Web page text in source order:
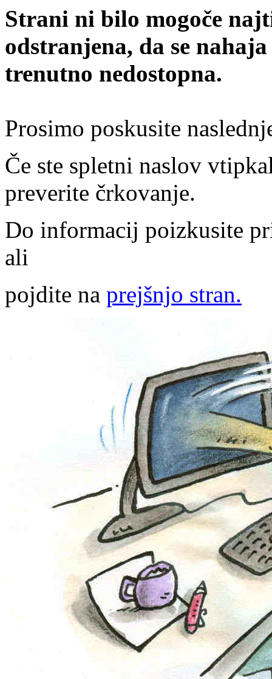
Strani ni bilo mogoče
odstranjena, da se
trenutno nedostopna.
Prosimo poskusite
Če ste spletni naslov
preverite črkovanje.
Do informacij poizkusite
ali
pojdite na prejšnjo stran.